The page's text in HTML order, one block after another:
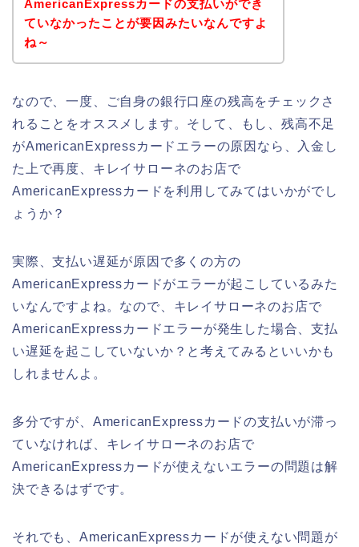
AmericanExpressカードの支払いができ
ていなかったことが要因みたいなんですよ
ね～
なので、一度、ご自身の銀行口座の残高をチェックさ
れることをオススメします。そして、もし、残高不足
がAmericanExpressカードエラーの原因なら、入金し
た上で再度、キレイサローネのお店で
AmericanExpressカードを利用してみてはいかがでし
ょうか？
実際、支払い遅延が原因で多くの方の
AmericanExpressカードがエラーが起こしているみた
いなんですよね。なので、キレイサローネのお店で
AmericanExpressカードエラーが発生した場合、支払
い遅延を起こしていないか？と考えてみるといいかも
しれませんよ。
多分ですが、AmericanExpressカードの支払いが滞っ
ていなければ、キレイサローネのお店で
AmericanExpressカードが使えないエラーの問題は解
決できるはずです。
それでも、AmericanExpressカードが使えない問題が